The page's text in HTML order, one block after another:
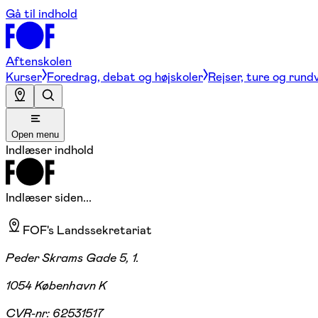
Gå til indhold
Aftenskolen
Kurser Foredrag, debat og højskoler Rejser, ture og
Open menu
Indlæser indhold
Indlæser siden...
FOF's Landssekretariat
Peder Skrams Gade 5, 1.
1054 København K
CVR-nr: 62531517